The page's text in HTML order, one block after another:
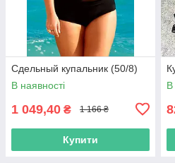
Сдельный купальник (50/8)
В наявності
1 049,40 ₴ 1 166 ₴
Купити
В